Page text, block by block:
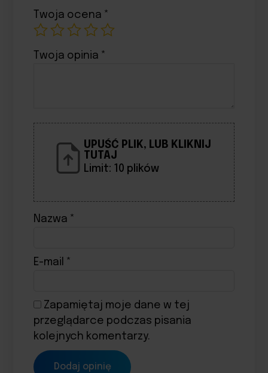
Twoja ocena *
Twoja opinia *
UPUŚĆ PLIK, LUB KLIKNIJ
TUTAJ
Limit: 10 plików
Nazwa *
E-mail *
Zapamiętaj moje dane w tej
przeglądarce podczas pisania
kolejnych komentarzy.